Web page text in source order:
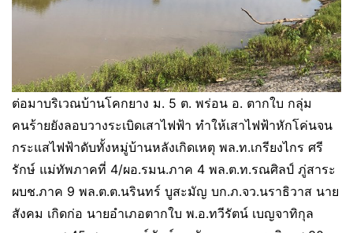
ต่อมาบริเวณบ้านโคกยาง ม. 5 ต. พร่อน อ. ตากใบ กลุ่ม
คนร้ายยังลอบวางระเบิดเสาไฟฟ้า ทำให้เสาไฟฟ้าหักโค่นจน
กระแสไฟฟ้าดับทั้งหมู่บ้านหลังเกิดเหตุ พล.ท.เกรียงไกร ศรี
รักษ์ แม่ทัพภาคที่ 4/ผอ.รมน.ภาค 4 พล.ต.ท.รณศิลป์ ภู่สาระ
ผบช.ภาค 9 พล.ต.ต.นรินทร์ บูสะมัญ บก.ภ.จว.นราธิวาส นาย
สังคม เกิดก่อ นายอำเภอตากใบ พ.อ.ทวีรัตน์ เบญจาทิกุล